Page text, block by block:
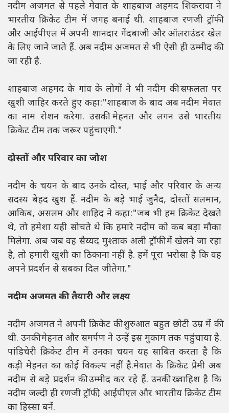
नदीम अजमत से पहले मेवात के शाहबाज अहमद शिकरावा ने
भारतीय क्रिकेट टीम में जगह बनाई थी. शाहबाज रणजी ट्रॉफी
और आईपीएल में अपनी शानदार गेंदबाजी और ऑलराउंडर खेल
के लिए जाने जाते हैं. अब नदीम अजमत से भी ऐसी ही उम्मीद की
जा रही है.
शाहबाज अहमद के गांव के लोगों ने भी नदीम की सफलता पर
खुशी जाहिर करते हुए कहा:"शाहबाज के बाद अब नदीम मेवात
का नाम रोशन करेगा. उसकी मेहनत और लगन उसे भारतीय
क्रिकेट टीम तक जरूर पहुंचाएगी."
दोस्तों और परिवार का जोश
नदीम के चयन के बाद उनके दोस्त, भाई और परिवार के अन्य
सदस्य बेहद खुश हैं. नदीम के बड़े भाई जुनैद, दोस्तों सलमान,
आकिब, असलम और शाहिद ने कहा:"जब भी हम क्रिकेट देखते
थे, तो हमेशा यही सोचते थे कि हमारे नदीम को कब बड़ा मौका
मिलेगा. अब जब वह सैय्यद मुश्ताक अली ट्रॉफी में खेलने जा रहा
है, तो हमारी खुशी का ठिकाना नहीं है. हमें पूरा भरोसा है कि वह
अपने प्रदर्शन से सबका दिल जीतेगा."
नदीम अजमत की तैयारी और लक्ष्य
नदीम अजमत ने अपनी क्रिकेट की शुरुआत बहुत छोटी उम्र में की
थी. उनकी मेहनत और समर्पण ने उन्हें इस मुकाम तक पहुंचाया है.
पांडिचेरी क्रिकेट टीम में उनका चयन यह साबित करता है कि
कड़ी मेहनत का कोई विकल्प नहीं है.मेवात के क्रिकेट प्रेमी अब
नदीम से बड़े प्रदर्शन की उम्मीद कर रहे हैं. उनकी ख्वाहिश है कि
नदीम जल्दी ही रणजी ट्रॉफी, आईपीएल और भारतीय क्रिकेट टीम
का हिस्सा बनें.